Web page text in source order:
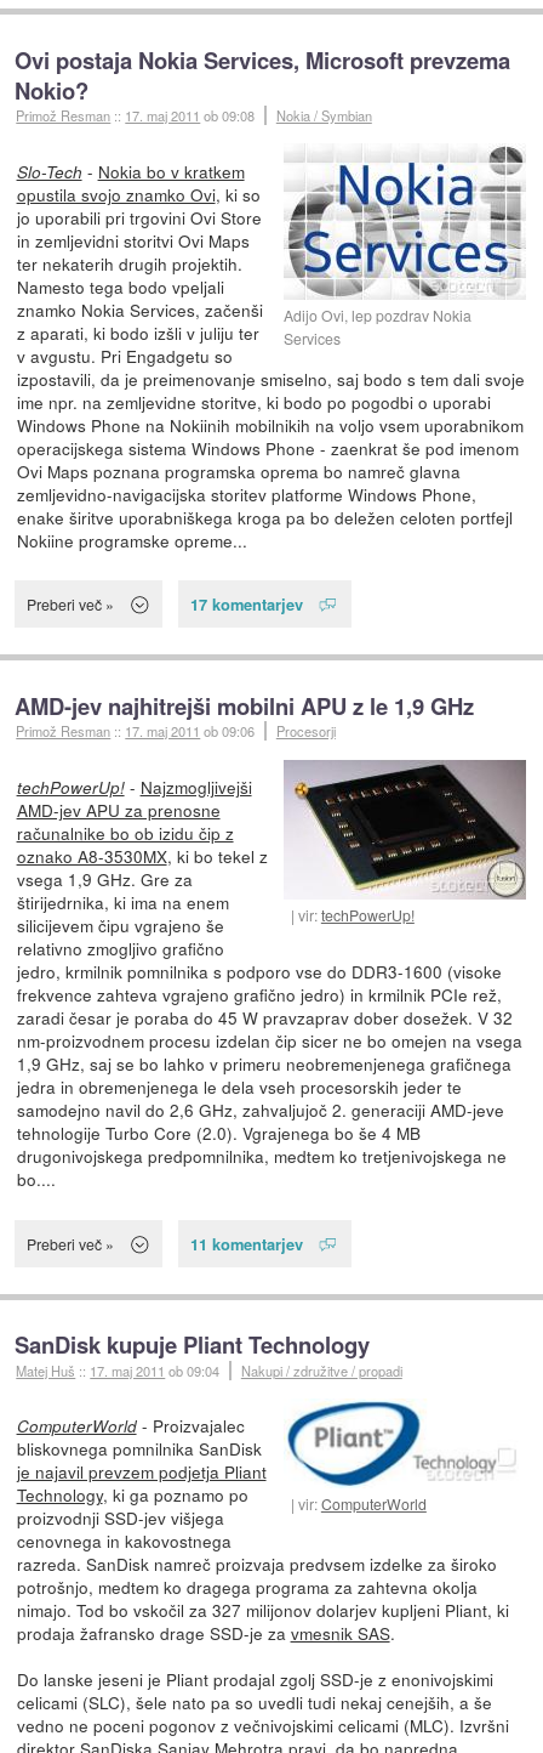
Ovi postaja Nokia Services, Microsoft prevzema
Nokio?
Primož Resman :: 17. maj 2011 ob 09:08 Nokia / Symbian
Adijo Ovi, lep pozdrav Nokia
Services
Slo-Tech - Nokia bo v kratkem
opustila svojo znamko Ovi, ki so
jo uporabili pri trgovini Ovi Store
in zemljevidni storitvi Ovi Maps
ter nekaterih drugih projektih.
Namesto tega bodo vpeljali
znamko Nokia Services, začenši
z aparati, ki bodo izšli v juliju ter
v avgustu. Pri Engadgetu so
izpostavili, da je preimenovanje smiselno, saj bodo s tem dali svoje
ime npr. na zemljevidne storitve, ki bodo po pogodbi o uporabi
Windows Phone na Nokiinih mobilnikih na voljo vsem uporabnikom
operacijskega sistema Windows Phone - zaenkrat še pod imenom
Ovi Maps poznana programska oprema bo namreč glavna
zemljevidno-navigacijska storitev platforme Windows Phone,
enake širitve uporabniškega kroga pa bo deležen celoten portfejl
Nokiine programske opreme...
Preberi več » 17 komentarjev
AMD-jev najhitrejši mobilni APU z le 1,9 GHz
Primož Resman :: 17. maj 2011 ob 09:06 Procesorji
vir:techPowerUp!
techPowerUp!- Najzmogljivejši
AMD-jev APU za prenosne
računalnike bo ob izidu čip z
oznako A8-3530MX, ki bo tekel z
vsega 1,9 GHz. Gre za
štirijedrnika, ki ima na enem
silicijevem čipu vgrajeno še
relativno zmogljivo grafično
jedro, krmilnik pomnilnika s podporo vse do DDR3-1600 (visoke
frekvence zahteva vgrajeno grafično jedro) in krmilnik PCIe rež,
zaradi česar je poraba do 45 W pravzaprav dober dosežek. V 32
nm-proizvodnem procesu izdelan čip sicer ne bo omejen na vsega
1,9 GHz, saj se bo lahko v primeru neobremenjenega grafičnega
jedra in obremenjenega le dela vseh procesorskih jeder te
samodejno navil do 2,6 GHz, zahvaljujoč 2. generaciji AMD-jeve
tehnologije Turbo Core (2.0). Vgrajenega bo še 4 MB
drugonivojskega predpomnilnika, medtem ko tretjenivojskega ne
bo....
Preberi več » 11 komentarjev
SanDisk kupuje Pliant Technology
Matej Huš :: 17. maj 2011 ob 09:04 Nakupi / združitve / propadi
vir:ComputerWorld
ComputerWorld- Proizvajalec
bliskovnega pomnilnika SanDisk
je najavil prevzem podjetja Pliant
Technology, ki ga poznamo po
proizvodnji SSD-jev višjega
cenovnega in kakovostnega
razreda. SanDisk namreč proizvaja predvsem izdelke za široko
potrošnjo, medtem ko dragega programa za zahtevna okolja
nimajo. Tod bo vskočil za 327 milijonov dolarjev kupljeni Pliant, ki
prodaja žafransko drage SSD-je za vmesnik SAS.
Do lanske jeseni je Pliant prodajal zgolj SSD-je z enonivojskimi
celicami (SLC), šele nato pa so uvedli tudi nekaj cenejših, a še
vedno ne poceni pogonov z večnivojskimi celicami (MLC). Izvršni